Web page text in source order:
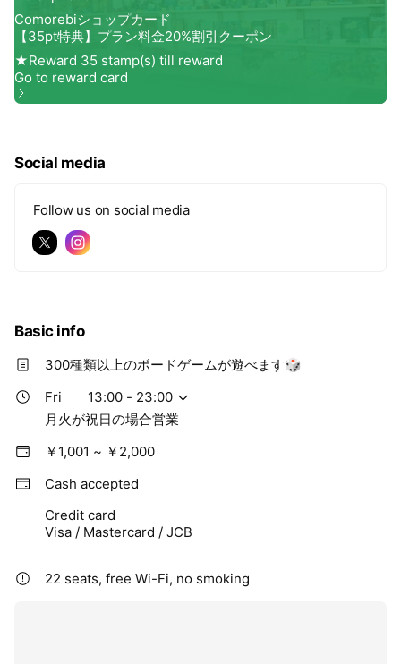
Social media
Follow us on social media
Basic info
300種類以上のボードゲームが遊べます🎲
Fri
13:00 - 23:00
月火が祝日の場合営業
￥1,001 ~ ￥2,000
Cash accepted
Credit card
Visa / Mastercard / JCB
22 seats, free Wi-Fi, no smoking